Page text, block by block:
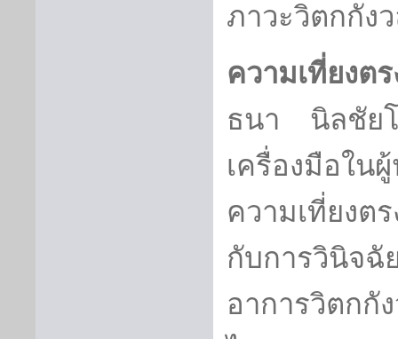
ภาวะวิตกกัง
ความเที่ยงต
ธนา นิลชัย
เครื่องมือใน
ความเที่ยงต
กับการวินิจฉั
อาการวิตกกั